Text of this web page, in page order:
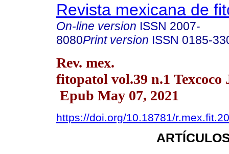
Revista mexicana de
On-line version ISSN 2007-
8080Print version ISSN 0185-
Rev. mex.
fitopatol vol.39 n.1 Texcoco
Epub May 07, 2021
https://doi.org/10.18781/